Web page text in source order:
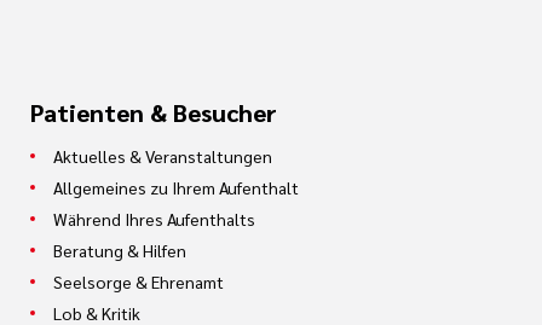
Patienten & Besucher
Aktuelles & Veranstaltungen
Allgemeines zu Ihrem Aufenthalt
Während Ihres Aufenthalts
Beratung & Hilfen
Seelsorge & Ehrenamt
Lob & Kritik